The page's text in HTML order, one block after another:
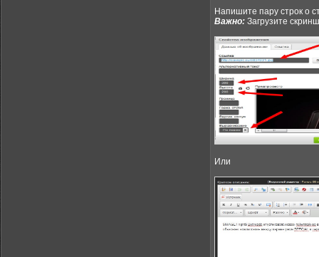
Напишите пару строк о
Важно: Загрузите
Или